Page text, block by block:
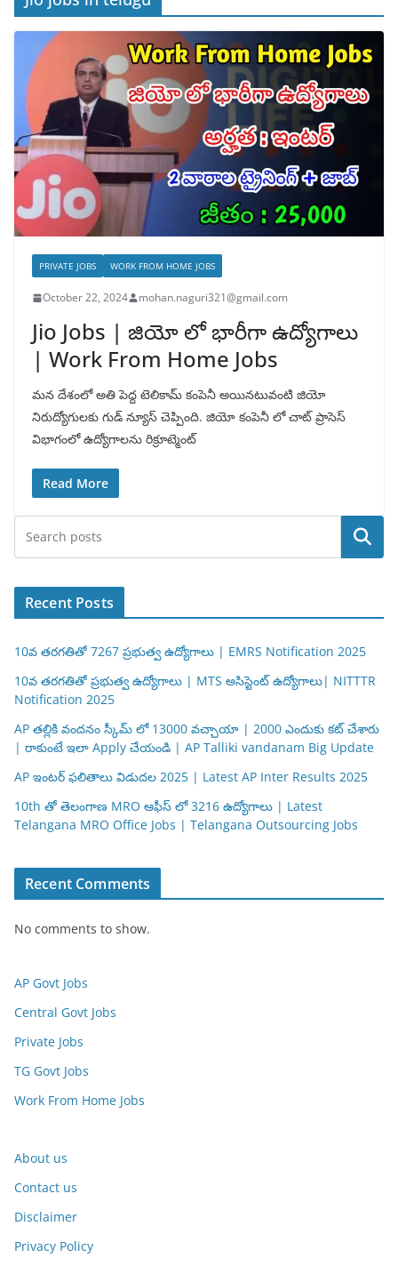
PRIVATE JOBS WORK FROM HOME JOBS
October 22, 2024 mohan.naguri321@gmail.com
Jio Jobs | జియో లో భారీగా ఉద్యోగాలు
| Work From Home Jobs
మన దేశంలో అతి పెద్ద టెలికామ్ కంపెనీ అయినటువంటి జియో
నిరుద్యోగులకు గుడ్ న్యూస్ చెప్పింది. జియో కంపెనీ లో చాట్ ప్రాసెస్
విభాగంలో ఉద్యోగాలను రిక్రూట్మెంట్
Read More
Search
Recent Posts
10వ తరగతితో 7267 ప్రభుత్వ ఉద్యోగాలు | EMRS Notification 2025
10వ తరగతితో ప్రభుత్వ ఉద్యోగాలు | MTS అసిస్టెంట్ ఉద్యోగాలు| NITTTR
Notification 2025
AP తల్లికి వందనం స్కీమ్ లో 13000 వచ్చాయా | 2000 ఎందుకు కట్ చేశారు
| రాకుంటే ఇలా Apply చేయండి | AP Talliki vandanam Big Update
AP ఇంటర్ ఫలితాలు విడుదల 2025 | Latest AP Inter Results 2025
10th తో తెలంగాణ MRO ఆఫీస్ లో 3216 ఉద్యోగాలు | Latest
Telangana MRO Office Jobs | Telangana Outsourcing Jobs
Recent Comments
No comments to show.
AP Govt Jobs
Central Govt Jobs
Private Jobs
TG Govt Jobs
Work From Home Jobs
About us
Contact us
Disclaimer
Privacy Policy